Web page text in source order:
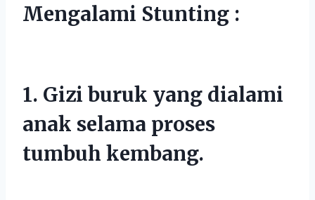
Mengalami Stunting :
1. Gizi buruk yang dialami
anak selama proses
tumbuh kembang.